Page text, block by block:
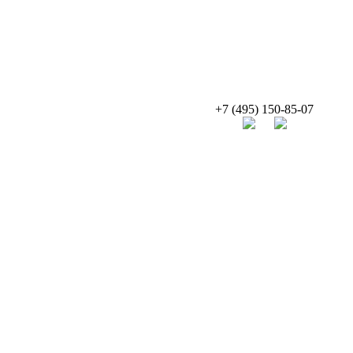
+7 (495) 150-85-07